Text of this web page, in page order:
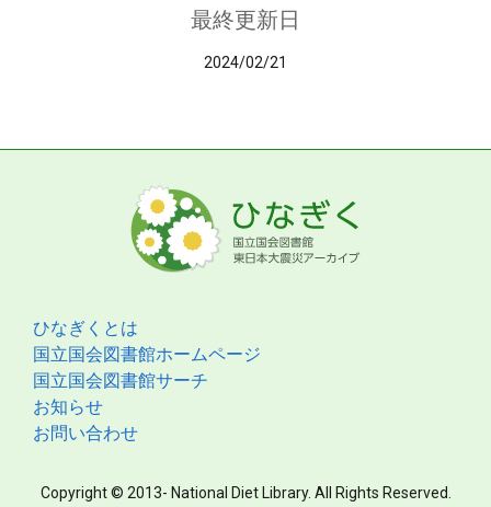
最終更新日
2024/02/21
ひなぎくとは
国立国会図書館ホームページ
国立国会図書館サーチ
お知らせ
お問い合わせ
Copyright © 2013- National Diet Library. All Rights Reserved.